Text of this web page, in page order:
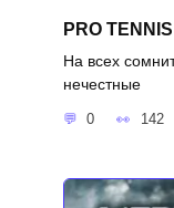
PRO
На всех
нечестные
0 142